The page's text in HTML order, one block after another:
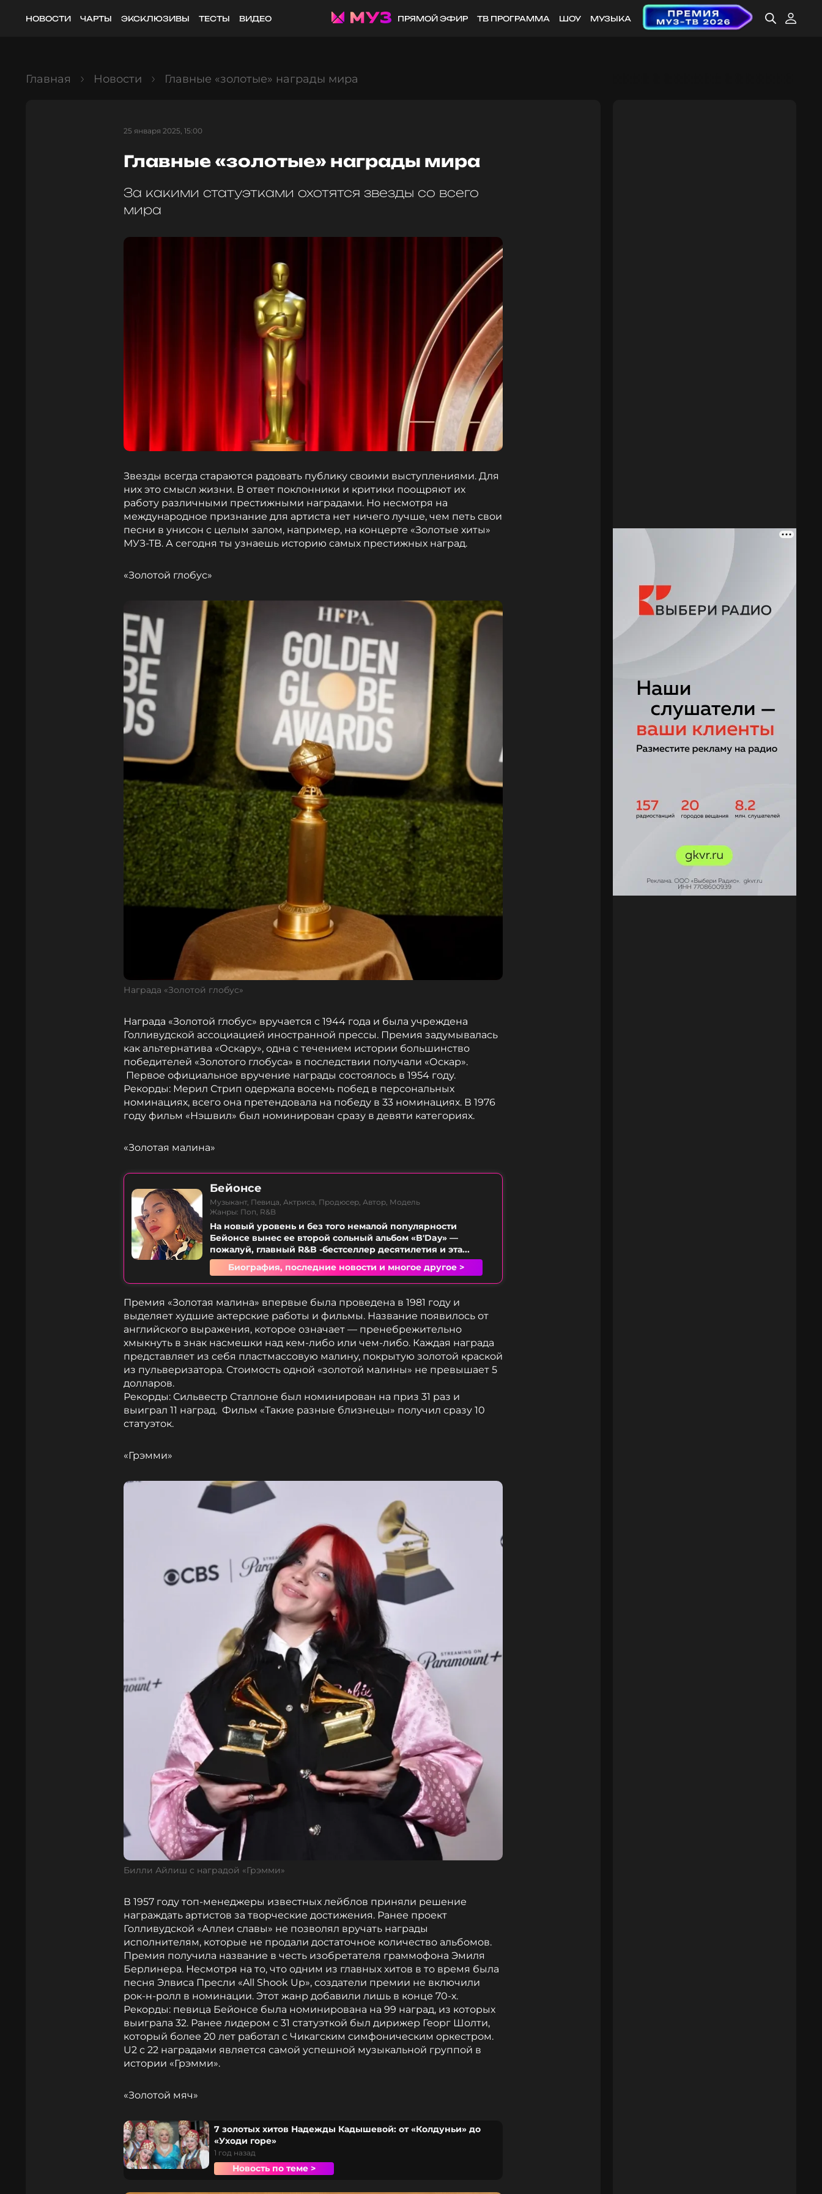
НОВОСТИ ЧАРТЫ ЭКСКЛЮЗИВЫ ТЕСТЫ ВИДЕО ПРЯМОЙ ЭФИР ТВ ПРОГРАММА ШОУ МУЗЫКА
Главная Новости Главные «золотые» награды мира
25 января 2025, 15:00
Главные «золотые» награды мира
За какими статуэтками охотятся звезды со всего
мира
Звезды всегда стараются радовать публику своими выступлениями. Для
них это смысл жизни. В ответ поклонники и критики поощряют их
работу различными престижными наградами. Но несмотря на
международное признание для артиста нет ничего лучше, чем петь свои
песни в унисон с целым залом, например, на концерте «Золотые хиты»
МУЗ-ТВ. А сегодня ты узнаешь историю самых престижных наград.
«Золотой глобус»
Награда «Золотой глобус»
Награда «Золотой глобус» вручается с 1944 года и была учреждена
Голливудской ассоциацией иностранной прессы. Премия задумывалась
как альтернатива «Оскару», одна с течением истории большинство
победителей «Золотого глобуса» в последствии получали «Оскар».
Первое официальное вручение награды состоялось в 1954 году.
Рекорды: Мерил Стрип одержала восемь побед в персональных
номинациях, всего она претендовала на победу в 33 номинациях. В 1976
году фильм «Нэшвил» был номинирован сразу в девяти категориях.
«Золотая малина»
Бейонсе
Музыкант, Певица, Актриса, Продюсер, Автор, Модель
Жанры: Поп, R&B
На новый уровень и без того немалой популярности
Бейонсе вынес ее второй сольный альбом «B'Day» —
пожалуй, главный R&B -бестселлер десятилетия и эта...
Биография, последние новости и многое другое >
Премия «Золотая малина» впервые была проведена в 1981 году и
выделяет худшие актерские работы и фильмы. Название появилось от
английского выражения, которое означает — пренебрежительно
хмыкнуть в знак насмешки над кем-либо или чем-либо. Каждая награда
представляет из себя пластмассовую малину, покрытую золотой краской
из пульверизатора. Стоимость одной «золотой малины» не превышает 5
долларов.
Рекорды: Сильвестр Сталлоне был номинирован на приз 31 раз и
выиграл 11 наград. Фильм «Такие разные близнецы» получил сразу 10
статуэток.
«Грэмми»
Билли Айлиш с наградой «Грэмми»
В 1957 году топ-менеджеры известных лейблов приняли решение
награждать артистов за творческие достижения. Ранее проект
Голливудской «Аллеи славы» не позволял вручать награды
исполнителям, которые не продали достаточное количество альбомов.
Премия получила название в честь изобретателя граммофона Эмиля
Берлинера. Несмотря на то, что одним из главных хитов в то время была
песня Элвиса Пресли «All Shook Up», создатели премии не включили
рок-н-ролл в номинации. Этот жанр добавили лишь в конце 70-х.
Рекорды: певица Бейонсе была номинирована на 99 наград, из которых
выиграла 32. Ранее лидером с 31 статуэткой был дирижер Георг Шолти,
который более 20 лет работал с Чикагским симфоническим оркестром.
U2 с 22 наградами является самой успешной музыкальной группой в
истории «Грэмми».
«Золотой мяч»
7 золотых хитов Надежды Кадышевой: от «Колдуньи» до
«Уходи горе»
1 год назад
Новость по теме >